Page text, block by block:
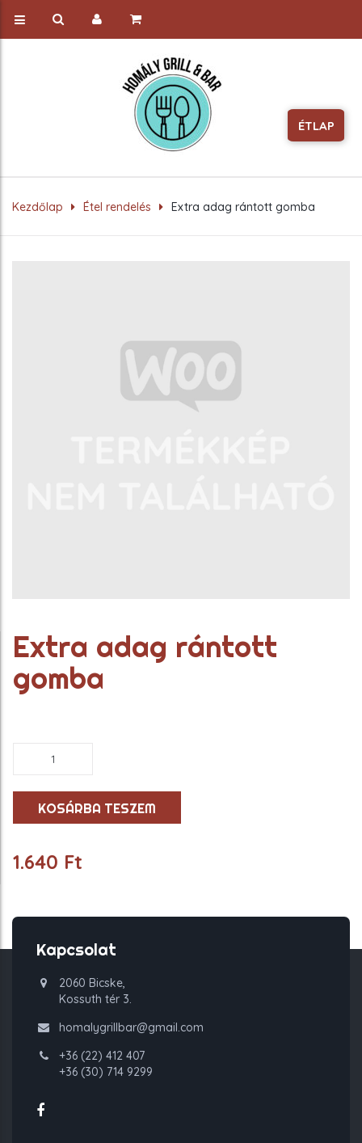
Kezdőlap Étel rendelés Extra adag rántott gomba
Extra adag rántott
gomba
gomba
mennyiség
KOSÁRBA TESZEM
1.640 Ft
Kapcsolat
2060 Bicske,
Kossuth tér 3.
homalygrillbar@gmail.com
+36 (22) 412 407
+36 (30) 714 9299
ÉTLAP